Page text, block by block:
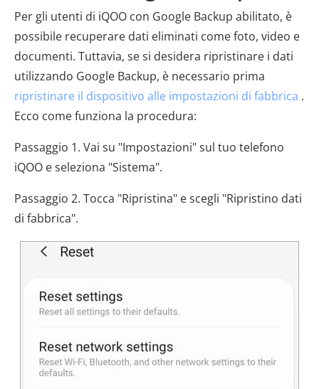
Per gli utenti di iQOO con Google Backup abilitato, è
possibile recuperare dati eliminati come foto, video e
documenti. Tuttavia, se si desidera ripristinare i dati
utilizzando Google Backup, è necessario prima
ripristinare il dispositivo alle impostazioni di fabbrica .
Ecco come funziona la procedura:
Passaggio 1. Vai su "Impostazioni" sul tuo telefono
iQOO e seleziona "Sistema".
Passaggio 2. Tocca "Ripristina" e scegli "Ripristino dati
di fabbrica".